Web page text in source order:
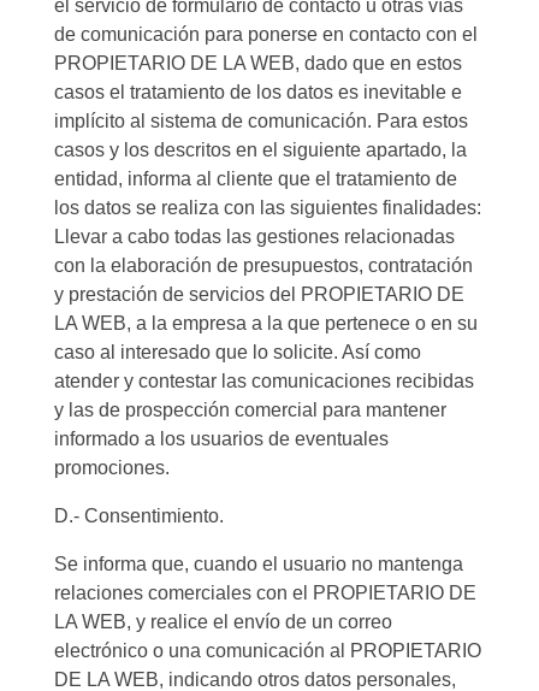
el servicio de formulario de contacto u otras vías
de comunicación para ponerse en contacto con el
PROPIETARIO DE LA WEB, dado que en estos
casos el tratamiento de los datos es inevitable e
implícito al sistema de comunicación. Para estos
casos y los descritos en el siguiente apartado, la
entidad, informa al cliente que el tratamiento de
los datos se realiza con las siguientes finalidades:
Llevar a cabo todas las gestiones relacionadas
con la elaboración de presupuestos, contratación
y prestación de servicios del PROPIETARIO DE
LA WEB, a la empresa a la que pertenece o en su
caso al interesado que lo solicite. Así como
atender y contestar las comunicaciones recibidas
y las de prospección comercial para mantener
informado a los usuarios de eventuales
promociones.
D.- Consentimiento.
Se informa que, cuando el usuario no mantenga
relaciones comerciales con el PROPIETARIO DE
LA WEB, y realice el envío de un correo
electrónico o una comunicación al PROPIETARIO
DE LA WEB, indicando otros datos personales,